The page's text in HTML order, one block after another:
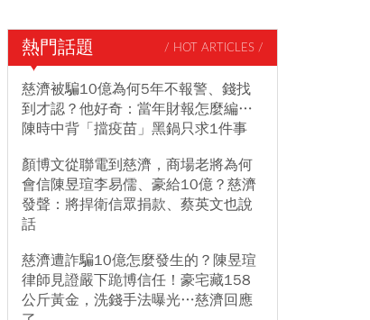
熱門話題 / HOT ARTICLES /
慈濟被騙10億為何5年不報警、錢找
到才認？他好奇：當年財報怎麼編…
陳時中背「擋疫苗」黑鍋只求1件事
顏博文從聯電到慈濟，商場老將為何
會信陳昱瑄李易儒、豪給10億？慈濟
發聲：將捍衛信眾捐款、蔡英文也說
話
慈濟遭詐騙10億怎麼發生的？陳昱瑄
律師見證嚴下跪博信任！豪宅藏158
公斤黃金，洗錢手法曝光…慈濟回應